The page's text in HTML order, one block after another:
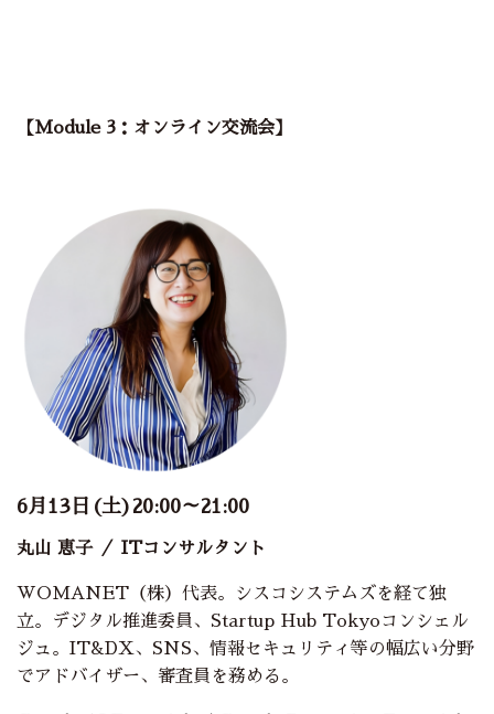
【Module 3： オンライン交流会】
6月13日(土)20:00～21:00
丸山 恵子 ／ ITコンサルタント
WOMANET（株）代表。シスコシステムズを経て独
立。デジタル推進委員、Startup Hub Tokyoコンシェル
ジュ。IT&DX、SNS、情報セキュリティ等の幅広い分野
でアドバイザー、審査員を務める。